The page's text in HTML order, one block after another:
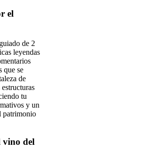
el
de 2
leyendas
que se
de
tu
y un
patrimonio
vino del